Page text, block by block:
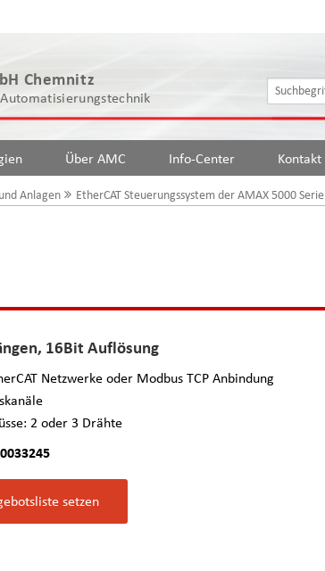
Chemnitz
Über AMC Info-Center Kontakt
Anlagen EtherCAT Steuerungssystem der AMAX 5000 Serie
16Bit Auflösung
Netzwerke oder Modbus TCP Anbindung
2 oder 3 Drähte
setzen